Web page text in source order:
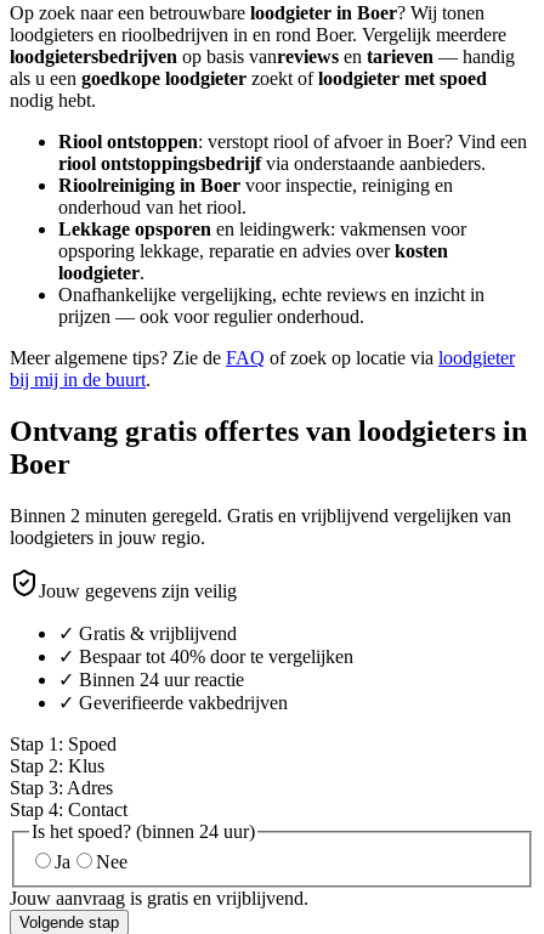
Op zoek naar een betrouwbare loodgieter in Boer? Wij tonen
loodgieters en rioolbedrijven in en rond Boer. Vergelijk meerdere
loodgietersbedrijven op basis vanreviews en tarieven — handig
als u een goedkope loodgieter zoekt ofloodgieter met spoed
nodig hebt.
Riool ontstoppen: verstopt riool of afvoer in Boer? Vind een
riool ontstoppingsbedrijfvia onderstaande aanbieders.
Rioolreiniging in Boer voor inspectie, reiniging en
onderhoud van het riool.
Lekkage opsporen en leidingwerk: vakmensen voor
opsporing lekkage, reparatie en advies overkosten
loodgieter.
Onafhankelijke vergelijking, echte reviews en inzicht in
prijzen — ook voor regulier onderhoud.
Meer algemene tips? Zie de FAQ of zoek op locatie via loodgieter
bij mij in de buurt.
Ontvang gratis offertes van loodgieters in
Boer
Binnen 2 minuten geregeld. Gratis en vrijblijvend vergelijken van
loodgieters in jouw regio.
Jouw gegevens zijn veilig
✓ Gratis & vrijblijvend
✓ Bespaar tot 40% door te vergelijken
✓ Binnen 24 uur reactie
✓ Geverifieerde vakbedrijven
Stap 1 : Spoed
Stap 2: Klus
Stap 3: Adres
Stap 4: Contact
Is het spoed? (binnen 24 uur)
Ja
Nee
Jouw aanvraag is gratis en vrijblijvend.
Volgende stap